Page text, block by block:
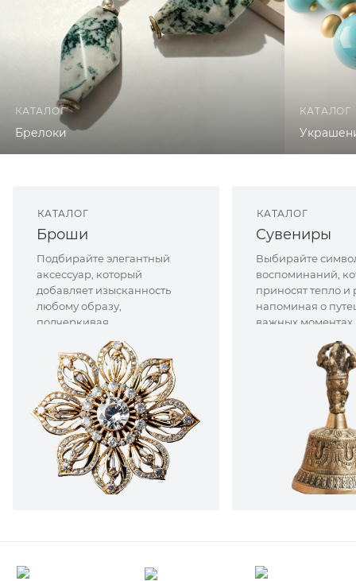
КАТАЛОГ
Брелоки
КАТАЛОГ
КАТАЛОГ
Броши
Подбирайте элегантный
аксессуар, который
добавляет изысканность
любому образу,
подчеркивая
акцентируя внимание на
деталях.
КАТАЛОГ
Сувениры
Выбирайте
воспоминаний,
приносят тепло и
напоминая о
важных моментах